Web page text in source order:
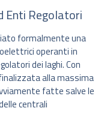
Enti Regolatori
formalmente una
operanti in
dei laghi. Con
alla massima
fatte salve le
centrali